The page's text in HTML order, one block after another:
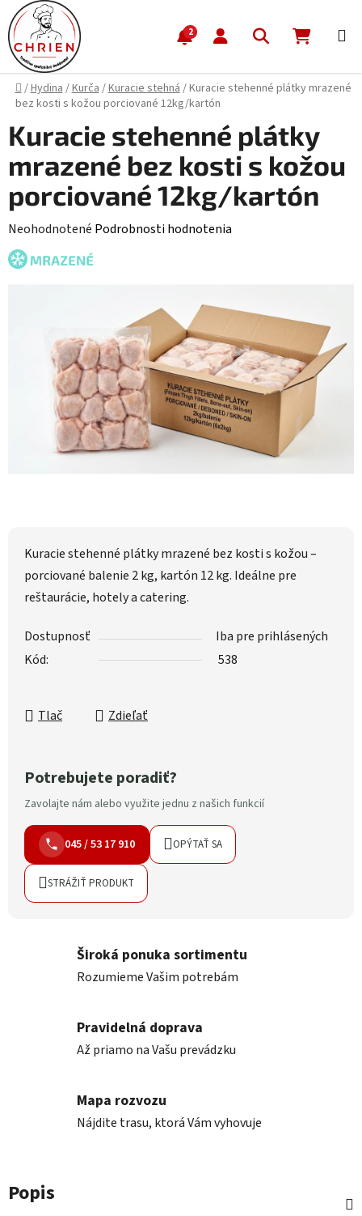
Prejsť na obsah
2 Hľadať
Domov
/Hydina/Kurča/Kuracie stehná/Kuracie stehenné plátky mrazené
bez kosti s kožou porciované 12kg/kartón
Kuracie stehenné plátky mrazené bez kosti s kožou –
porciované balenie 2 kg, kartón 12 kg. Ideálne pre
reštaurácie, hotely a catering.
Dostupnosť
Iba pre prihlásených
Kód:
538
Tlač Zdieľať
Potrebujete poradiť?
Zavolajte nám alebo využite jednu z našich funkcií
045 / 53 17 910 OPÝTAŤ SA
STRÁŽIŤ PRODUKT
Kuracie stehenné plátky
mrazené bez kosti s kožou
porciované 12kg/kartón
Priemerné hodnotenie produktu je 0,0 z 5 hviezdičiek.
Neohodnotené Podrobnosti hodnotenia
MRAZENÉ
Široká ponuka sortimentu
Rozumieme Vašim potrebám
Pravidelná doprava
Až priamo na Vašu prevádzku
Mapa rozvozu
Nájdite trasu, ktorá Vám vyhovuje
Popis